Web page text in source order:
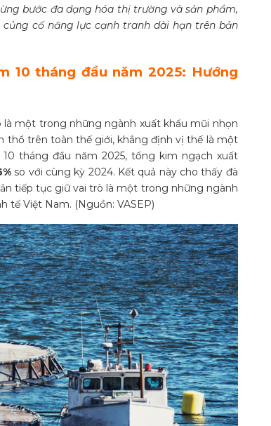
bước đa dạng hóa thị trường và sản phẩm,
cố năng lực cạnh tranh dài hạn trên bản
10 tháng đầu năm 2025: Hướng
một trong những ngành xuất khẩu mũi nhọn
thổ trên toàn thế giới, khẳng định vị thế là một
tháng đầu năm 2025, tổng kim ngạch xuất
so với cùng kỳ 2024. Kết quả này cho thấy đà
tiếp tục giữ vai trò là một trong những ngành
tế Việt Nam. (Nguồn: VASEP)